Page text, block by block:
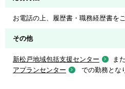
お電話の上、履歴書・職務経歴書を
その他
新松戸地域包括支援センター ま
アプランセンター
での勤務とな